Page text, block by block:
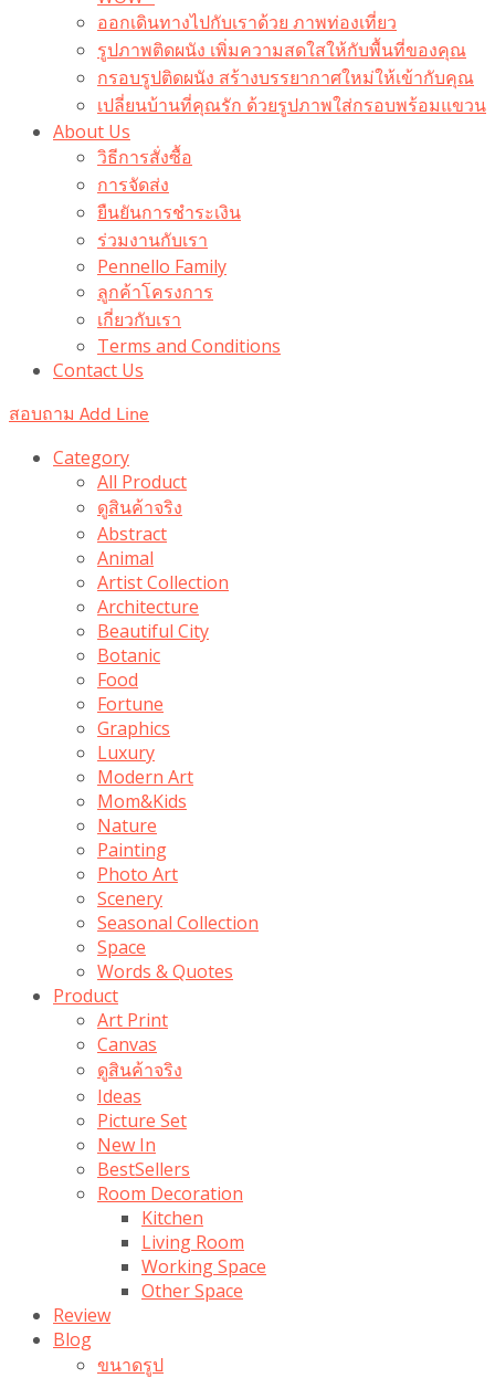
ออกเดินทางไปกับเราด้วย ภาพท่องเที่ยว
รูปภาพติดผนัง เพิ่มความสดใสให้กับพื้นที่ของคุณ
กรอบรูปติดผนัง สร้างบรรยากาศใหม่ให้เข้ากับคุณ
เปลี่ยนบ้านที่คุณรัก ด้วยรูปภาพใส่กรอบพร้อมแขวน​
About Us
วิธีการสั่งซื้อ
การจัดส่ง
ยืนยันการชำระเงิน
ร่วมงานกับเรา
Pennello Family
ลูกค้าโครงการ
เกี่ยวกับเรา
Terms and Conditions
Contact Us
สอบถาม Add Line
Category
All Product
ดูสินค้าจริง
Abstract
Animal
Artist Collection
Architecture
Beautiful City
Botanic
Food
Fortune
Graphics
Luxury
Modern Art
Mom&Kids
Nature
Painting
Photo Art
Scenery
Seasonal Collection
Space
Words & Quotes
Product
Art Print
Canvas
ดูสินค้าจริง
Ideas
Picture Set
New In
BestSellers
Room Decoration
Kitchen
Living Room
Working Space
Other Space
Review
Blog
ขนาดรูป